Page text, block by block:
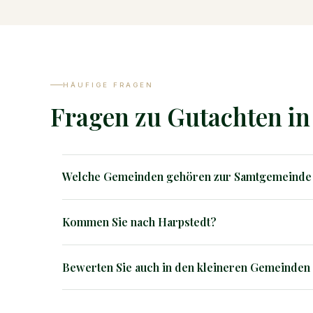
HÄUFIGE FRAGEN
Fragen zu Gutachten in
Welche Gemeinden gehören zur
Colnrade, Dünsen, Groß Ippener, Harpstedt
Prinzhöfte und Winkelsett.
Kommen Sie nach Harpstedt?
Bewerten Sie auch in den kleineren